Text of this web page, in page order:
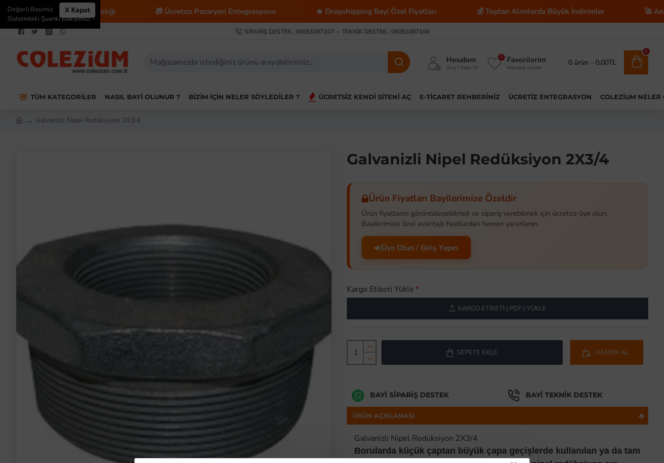
E-Ticaret Danışmanlığı 🎁 Ücretsiz Pazaryeri Entegrasyonu 🔥 Dropshipping Bayi Özel Fiyatları 💰 Toptan Alımlarda Büyük İndirimler 🚀 Anahtar
SIPARIŞ DESTEK : 05051087107 -- TEKNIK DESTEK : 05051087106
Hesabım
Giriş / Kayıt Ol
Favorilerim
Alışveriş Listem
0
0 ürün - 0,00TL
0
TÜM KATEGORILER NASIL BAYI OLUNUR ? BIZIM İÇIN NELER SÖYLEDILER ? ÜCRETSIZ KENDI SITENI AÇ E-TICARET REHBERINIZ ÜCRETIZ ENTEGRASYON COLEZIUM NELER
X Kapat
Değerli Bayimiz
Sistemdeki Şuanki Bakiyeniz: -
Galvanizli Nipel Redüksiyon 2X3/4
Galvanizli Nipel Redüksiyon 2X3/4
Ürün Fiyatları Bayilerimize Özeldir
Ürün fiyatlarını görüntüleyebilmek ve sipariş verebilmek için ücretsiz üye olun.
Bayilerimize özel avantajlı fiyatlardan hemen yararlanın.
Üye Olun / Giriş Yapın
Kargo Etiketi Yükle
KARGO ETIKETI ( PDF ) YÜKLE
SEPETE EKLE HEMEN AL
BAYI SIPARIŞ DESTEK BAYI TEKNIK DESTEK
ÜRÜN AÇIKLAMASI
Galvanizli Nipel Redüksiyon 2X3/4
Borularda küçük çaptan büyük çapa geçişlerde kullanılan ya da tam